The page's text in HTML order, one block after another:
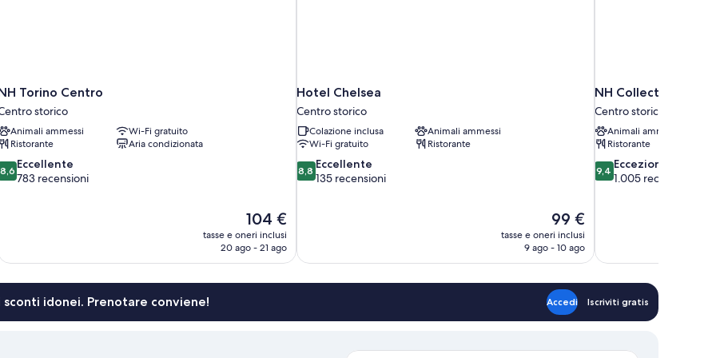
Torino Centro
storico
Animali ammessi
Wi-Fi gratuito
Ristorante
Aria condizionata
8,6 Eccellente
783 recensioni
Il
prezzo
attuale
104 €
tasse e oneri inclusi
20 ago - 21 ago
Hotel Chelsea
Centro storico
Colazione inclusa
Animali ammessi
Wi-Fi gratuito
Ristorante
8.8
su
8,8 Eccellente
135 recensioni
Il
prezzo
attuale
99 €
tasse e oneri inclusi
9 ago - 10 ago
NH Collection
Centro storico
Animali ammessi
Ristorante
9.4
su
9,4 Eccezionale
1.005 recensioni
idonei. Prenotare conviene! Accedi Iscriviti gratis